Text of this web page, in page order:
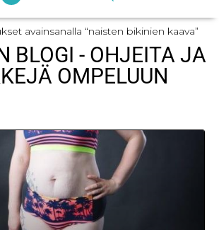
avainsanalla “naisten bikinien kaava”
BLOGI - OHJEITA JA
OMPELUUN